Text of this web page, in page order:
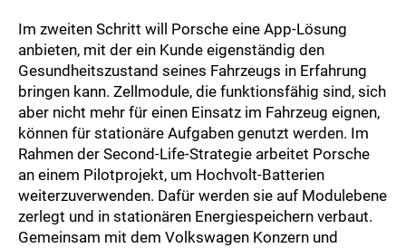
Im zweiten Schritt will Porsche eine App-Lösung
anbieten, mit der ein Kunde eigenständig den
Gesundheitszustand seines Fahrzeugs in Erfahrung
bringen kann. Zellmodule, die funktionsfähig sind, sich
aber nicht mehr für einen Einsatz im Fahrzeug eignen,
können für stationäre Aufgaben genutzt werden. Im
Rahmen der Second-Life-Strategie arbeitet Porsche
an einem Pilotprojekt, um Hochvolt-Batterien
weiterzuverwenden. Dafür werden sie auf Modulebene
zerlegt und in stationären Energiespeichern verbaut.
Gemeinsam mit dem Volkswagen Konzern und